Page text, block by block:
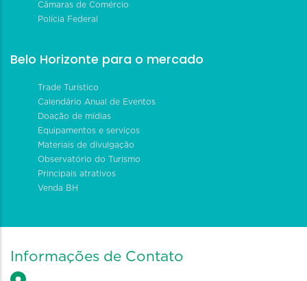
Câmaras de Comércio
Polícia Federal
Belo Horizonte para o mercado
Trade Turístico
Calendário Anual de Eventos
Doação de mídias
Equipamentos e serviços
Materiais de divulgação
Observatório do Turismo
Principais atrativos
Venda BH
Informações de Contato